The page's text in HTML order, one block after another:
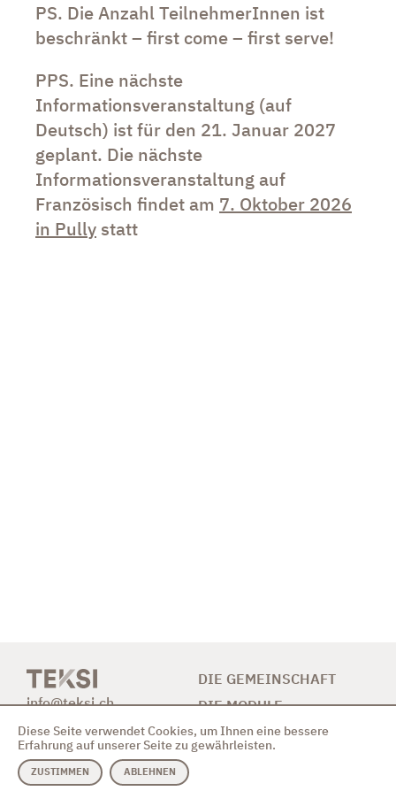
PS. Die Anzahl TeilnehmerInnen ist
beschränkt – first come – first serve!
PPS. Eine nächste
Informationsveranstaltung (auf
Deutsch) ist für den 21. Januar 2027
geplant. Die nächste
Informationsveranstaltung auf
Französisch findet am 7. Oktober 2026
in Pully statt
info@teksi.ch
DIE GEMEINSCHAFT
DIE MODULE
BETEILIGUNG
Diese Seite verwendet Cookies, um Ihnen eine bessere
Erfahrung auf unserer Seite zu gewährleisten.
ZUSTIMMEN ABLEHNEN